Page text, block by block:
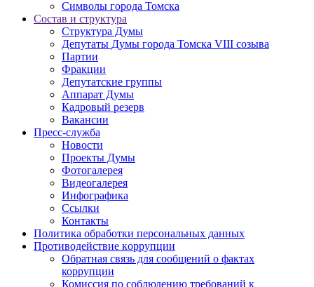
Символы города Томска
Состав и структура
Структура Думы
Депутаты Думы города Томска VIII созыва
Партии
Фракции
Депутатские группы
Аппарат Думы
Кадровый резерв
Вакансии
Пресс-служба
Новости
Проекты Думы
Фотогалерея
Видеогалерея
Инфографика
Ссылки
Контакты
Политика обработки персональных данных
Прoтивoдeйствие кoрpупции
Обратная связь для сообщений о фактах
коррупции
Комиссия по соблюдению требований к